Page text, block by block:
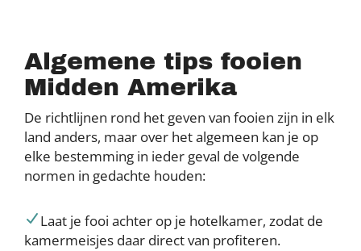
Algemene tips fooien
Midden Amerika
De richtlijnen rond het geven van fooien zijn in elk
land anders, maar over het algemeen kan je op
elke bestemming in ieder geval de volgende
normen in gedachte houden:
Laat je fooi achter op je hotelkamer, zodat de
kamermeisjes daar direct van profiteren.